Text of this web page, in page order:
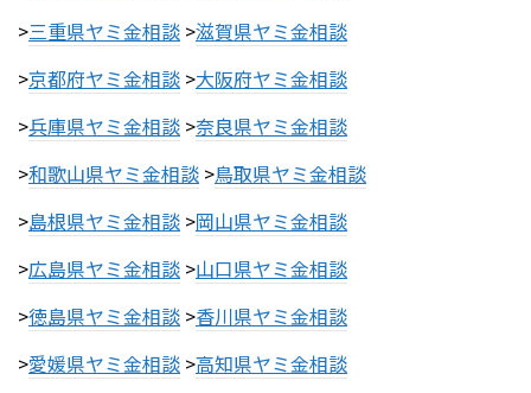
>三重県ヤミ金相談 >滋賀県ヤミ金相談
>京都府ヤミ金相談 >大阪府ヤミ金相談
>兵庫県ヤミ金相談 >奈良県ヤミ金相談
>和歌山県ヤミ金相談 >鳥取県ヤミ金相談
>島根県ヤミ金相談 >岡山県ヤミ金相談
>広島県ヤミ金相談 >山口県ヤミ金相談
>徳島県ヤミ金相談 >香川県ヤミ金相談
>愛媛県ヤミ金相談 >高知県ヤミ金相談